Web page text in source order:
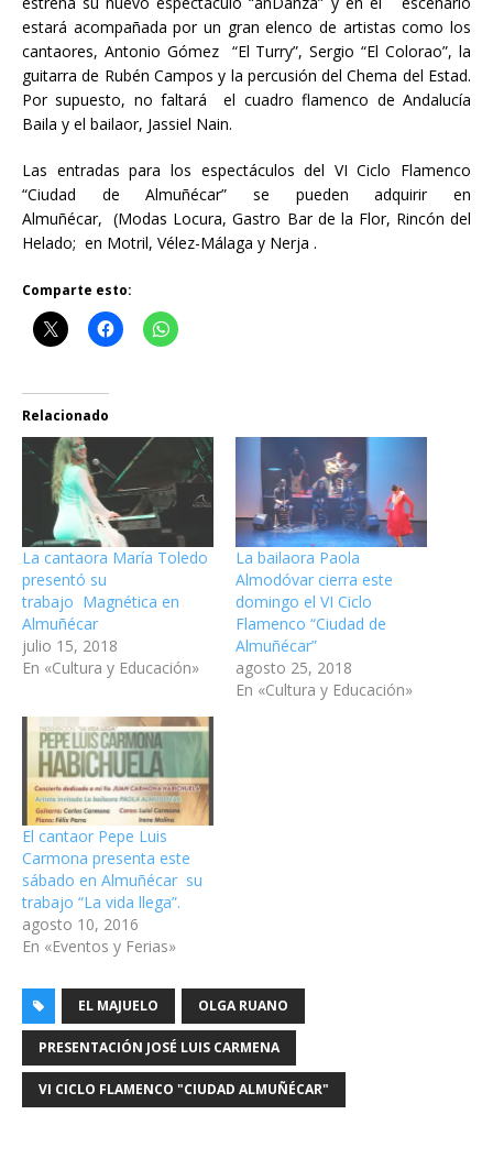
estará acompañada por un gran elenco de artistas como los
cantaores, Antonio Gómez “El Turry”, Sergio “El Colorao”, la
guitarra de Rubén Campos y la percusión del Chema del Estad.
Por supuesto, no faltará el cuadro flamenco de Andalucía
Baila y el bailaor, Jassiel Nain.
Las entradas para los espectáculos del VI Ciclo Flamenco
“Ciudad de Almuñécar” se pueden adquirir en
Almuñécar, (Modas Locura, Gastro Bar de la Flor, Rincón del
Helado; en Motril, Vélez-Málaga y Nerja .
Comparte esto:
Relacionado
La cantaora María Toledo
presentó su
trabajo Magnética en
Almuñécar
julio 15, 2018
En «Cultura y Educación»
La bailaora Paola
Almodóvar cierra este
domingo el VI Ciclo
Flamenco “Ciudad de
Almuñécar”
agosto 25, 2018
En «Cultura y Educación»
El cantaor Pepe Luis
Carmona presenta este
sábado en Almuñécar su
trabajo “La vida llega”.
agosto 10, 2016
En «Eventos y Ferias»
EL MAJUELO OLGA RUANO
PRESENTACIÓN JOSÉ LUIS CARMENA
VI CICLO FLAMENCO "CIUDAD ALMUÑÉCAR"